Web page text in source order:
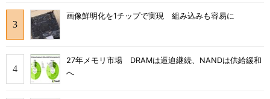
画像鮮明化を1チップで実現 組み込みも容易に
27年メモリ市場 DRAMは逼迫継続、NANDは供給緩和
へ